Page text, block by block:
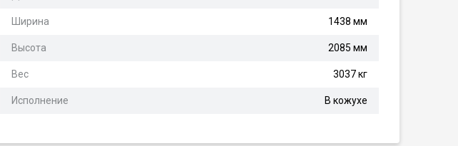
Ширина 1438 мм
Высота 2085 мм
Вес 3037 кг
Исполнение В кожухе